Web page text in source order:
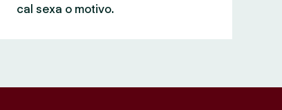
cal sexa o motivo.